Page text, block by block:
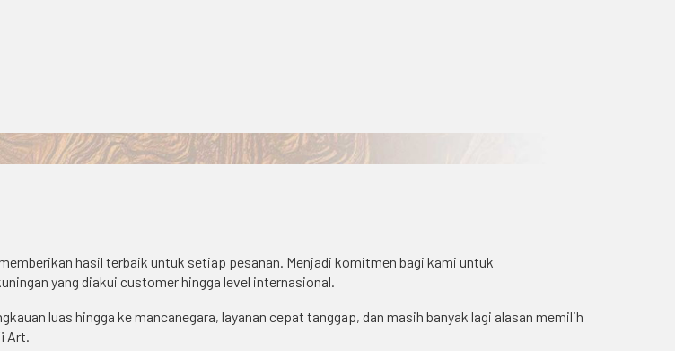
hasil terbaik untuk setiap pesanan. Menjadi komitmen bagi kami untuk
yang diakui customer hingga level internasional.
luas hingga ke mancanegara, layanan cepat tanggap, dan masih banyak lagi alasan memilih
Art.